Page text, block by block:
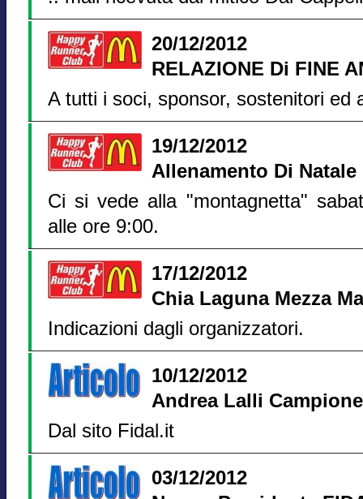
20/12/2012
RELAZIONE Di FINE
A tutti i soci, sponsor, sostenitori ed
19/12/2012
Allenamento Di Natale
Ci si vede alla "montagnetta"
alle ore 9:00.
17/12/2012
Chia Laguna Mezza
Indicazioni dagli organizzatori.
10/12/2012
Andrea Lalli
Dal sito Fidal.it
03/12/2012